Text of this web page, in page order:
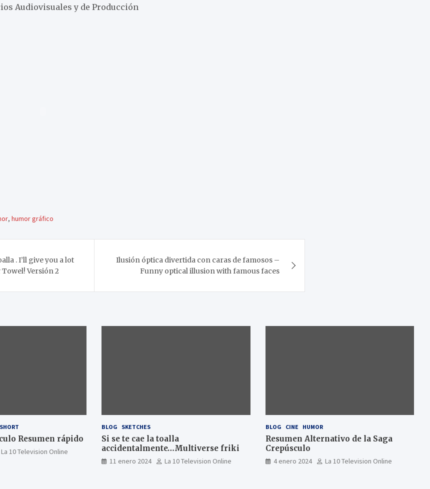
Audiovisuales y de Producción
,humor gráfico
. I’ll give you a lot
Versión 2
Ilusión óptica divertida con caras de famosos –
Funny optical illusion with famous faces
SHORT
Resumen rápido
La 10 Television Online
BLOG SKETCHES
Si se te cae la toalla
accidentalmente…Multiverse friki
11 enero 2024 La 10 Television Online
BLOG CINE HUMOR
Resumen Alternativo de la Saga
Crepúsculo
4 enero 2024 La 10 Television Online